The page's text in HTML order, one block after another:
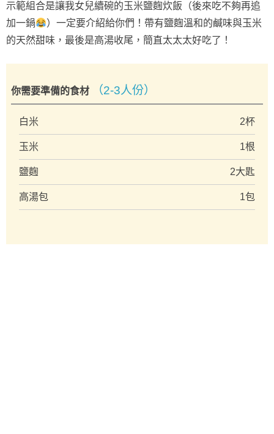
示範組合是讓我女兒續碗的玉米鹽麴炊飯（後來吃不夠再追
加一鍋
）一定要介紹給你們！帶有鹽麴溫和的鹹味與玉米
的天然甜味，最後是高湯收尾，簡直太太太好吃了！
你需要準備的食材 （2-3人份）
白米 2杯
玉米 1根
鹽麴 2大匙
高湯包 1包